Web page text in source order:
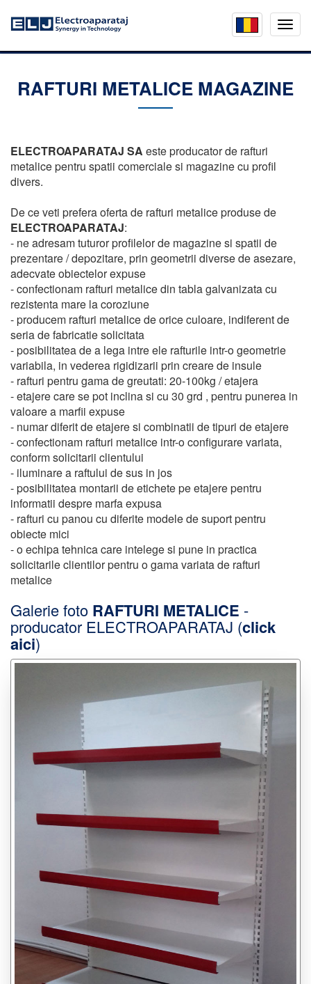
menu
RAFTURI METALICE MAGAZINE
ELECTROAPARATAJ SA este producator de rafturi
metalice pentru spatii comerciale si magazine cu profil
divers.
De ce veti prefera oferta de rafturi metalice produse de
ELECTROAPARATAJ:
- ne adresam tuturor profilelor de magazine si spatii de
prezentare / depozitare, prin geometrii diverse de asezare,
adecvate obiectelor expuse
- confectionam rafturi metalice din tabla galvanizata cu
rezistenta mare la coroziune
- producem rafturi metalice de orice culoare, indiferent de
seria de fabricatie solicitata
- posibilitatea de a lega intre ele rafturile intr-o geometrie
variabila, in vederea rigidizarii prin creare de insule
- rafturi pentru gama de greutati: 20-100kg / etajera
- etajere care se pot inclina si cu 30 grd , pentru punerea in
valoare a marfii expuse
- numar diferit de etajere si combinatii de tipuri de etajere
- confectionam rafturi metalice intr-o configurare variata,
conform solicitarii clientului
- iluminare a raftului de sus in jos
- posibilitatea montarii de etichete pe etajere pentru
informatii despre marfa expusa
- rafturi cu panou cu diferite modele de suport pentru
obiecte mici
- o echipa tehnica care intelege si pune in practica
solicitarile clientilor pentru o gama variata de rafturi
metalice
Galerie foto RAFTURI METALICE -
producator ELECTROAPARATAJ (click
aici)